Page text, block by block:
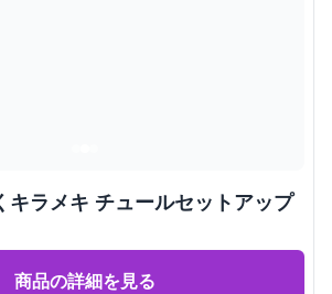
キラメキ チュールセットアップ
商品の詳細を見る